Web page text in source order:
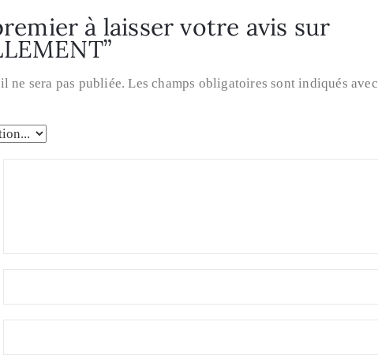
à laisser votre avis sur
ne sera pas publiée. Les champs obligatoires sont indiqués avec